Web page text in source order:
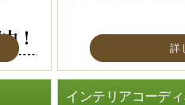
詳
インテリアコーデ